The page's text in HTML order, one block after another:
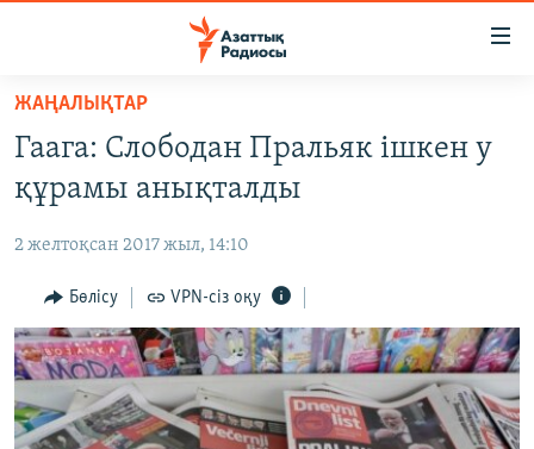
Skip
main
content
Skip
to
Navigation
Skip
to
AZATTYQTV
ҚАҢТАР ОҚИҒАСЫ
АДАМ ҚҰҚЫҚТАРЫ
ӘЛЕУМЕТ
ӘЛЕМ
АРНАЙЫ ЖОБАЛАР
ЖАҢАЛЫҚТАР
Гаага: Слободан Пральяк ішкен у
құрамы анықталды
2 желтоқсан 2017 жыл, 14:10
Бөлісу VPN-сіз оқу